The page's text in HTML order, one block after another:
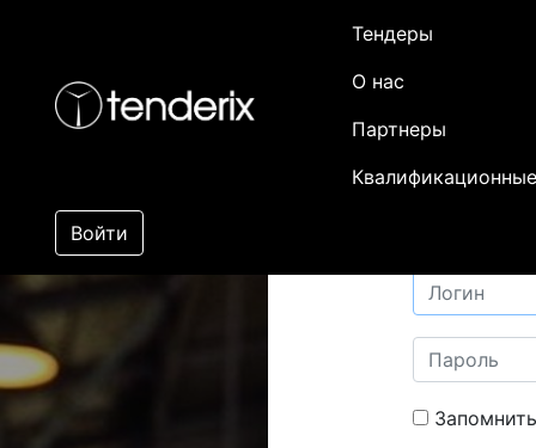
Тендеры
О нас
Партнеры
Войти